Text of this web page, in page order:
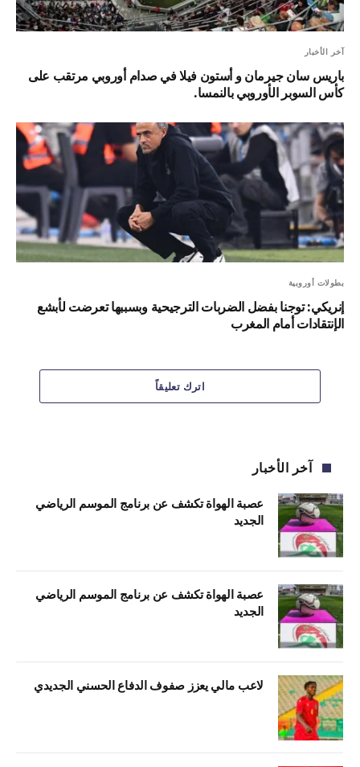
آخر الأخبار
باريس سان جيرمان و أستون فيلا في صدام أوروبي مرتقب على
كأس السوبر الأوروبي بالنمسا.
بطولات أوروبية
إنريكي: توجنا بفضل الضربات الترجيحية وبسببها تعرضت لأبشع
الإنتقادات أمام المغرب
اترك تعليقاً
آخر الأخبار
عصبة الهواة تكشف عن برنامج الموسم الرياضي
الجديد
عصبة الهواة تكشف عن برنامج الموسم الرياضي
الجديد
لاعب مالي يعزز صفوف الدفاع الحسني الجديدي